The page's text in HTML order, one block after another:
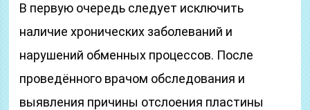
В первую очередь следует исключить
наличие хронических заболеваний и
нарушений обменных процессов. После
проведённого врачом обследования и
выявления причины отслоения пластины